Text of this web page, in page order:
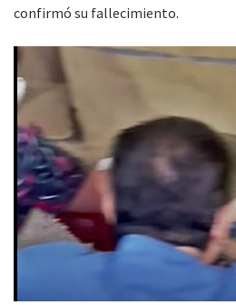
confirmó su fallecimiento.